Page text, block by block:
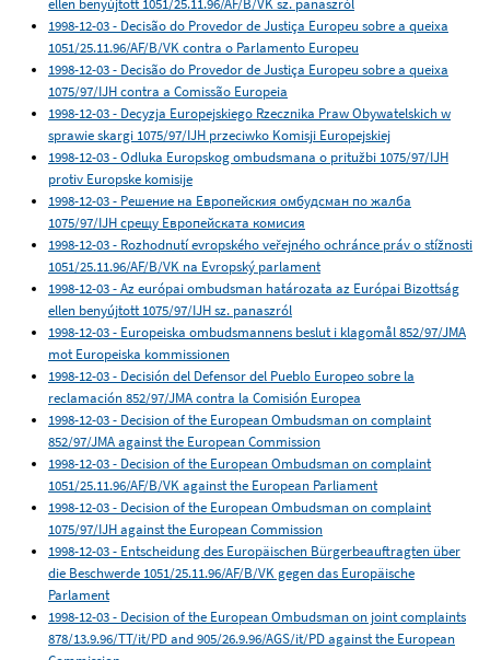
ellen benyújtott 1051/25.11.96/AF/B/VK sz. panaszról
1998-12-03 - Decisão do Provedor de Justiça Europeu sobre a queixa
1051/25.11.96/AF/B/VK contra o Parlamento Europeu
1998-12-03 - Decisão do Provedor de Justiça Europeu sobre a queixa
1075/97/IJH contra a Comissão Europeia
1998-12-03 - Decyzja Europejskiego Rzecznika Praw Obywatelskich w
sprawie skargi 1075/97/IJH przeciwko Komisji Europejskiej
1998-12-03 - Odluka Europskog ombudsmana o pritužbi 1075/97/IJH
protiv Europske komisije
1998-12-03 - Решение на Европейския омбудсман по жалба
1075/97/IJH срещу Европейската комисия
1998-12-03 - Rozhodnutí evropského veřejného ochránce práv o stížnosti
1051/25.11.96/AF/B/VK na Evropský parlament
1998-12-03 - Az európai ombudsman határozata az Európai Bizottság
ellen benyújtott 1075/97/IJH sz. panaszról
1998-12-03 - Europeiska ombudsmannens beslut i klagomål 852/97/JMA
mot Europeiska kommissionen
1998-12-03 - Decisión del Defensor del Pueblo Europeo sobre la
reclamación 852/97/JMA contra la Comisión Europea
1998-12-03 - Decision of the European Ombudsman on complaint
852/97/JMA against the European Commission
1998-12-03 - Decision of the European Ombudsman on complaint
1051/25.11.96/AF/B/VK against the European Parliament
1998-12-03 - Decision of the European Ombudsman on complaint
1075/97/IJH against the European Commission
1998-12-03 - Entscheidung des Europäischen Bürgerbeauftragten über
die Beschwerde 1051/25.11.96/AF/B/VK gegen das Europäische
Parlament
1998-12-03 - Decision of the European Ombudsman on joint complaints
878/13.9.96/TT/it/PD and 905/26.9.96/AGS/it/PD against the European